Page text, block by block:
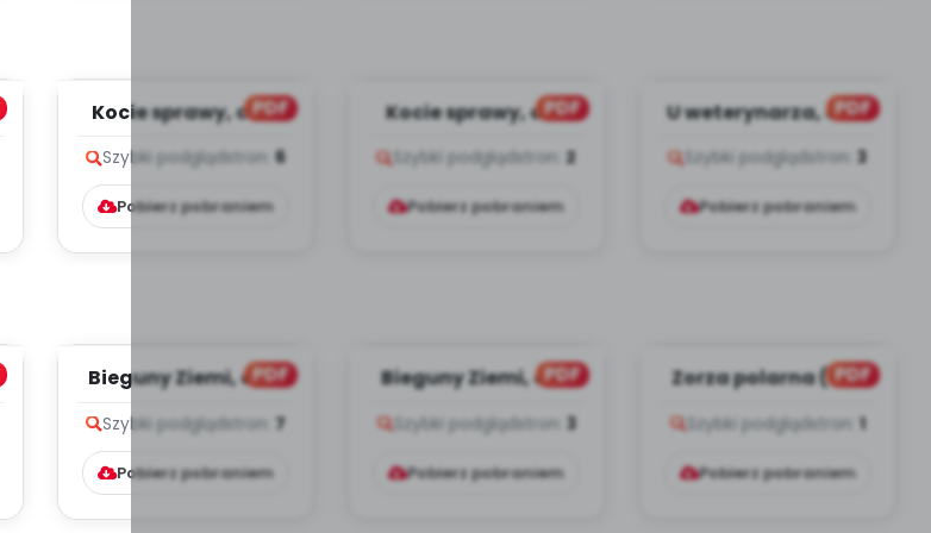
PDF
Kocie sprawy, cz. 2
Szybki podglądstron: 6
Pobierz pobraniem
PDF
Kocie sprawy, cz. 1
Szybki podglądstron: 2
Pobierz pobraniem
PDF
U weterynarza, cz. 2
Szybki podglądstron: 3
Pobierz pobraniem
PDF
Bieguny Ziemi, cz. 2
Szybki podglądstron: 7
Pobierz pobraniem
PDF
Bieguny Ziemi, cz. 1
Szybki podglądstron: 3
Pobierz pobraniem
PDF
Zorza polarna (PD)
Szybki podglądstron: 1
Pobierz pobraniem